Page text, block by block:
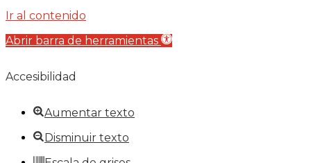
Ir al contenido
Abrir barra de herramientas
Accesibilidad
Aumentar texto
Disminuir texto